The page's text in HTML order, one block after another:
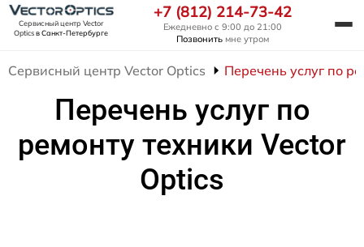
Сервисный центр Vector
Opticsв Санкт-Петербурге
+7 (812) 214-73-42
Ежедневно с 9:00 до 21:00
Позвонить мне утром
Сервисный центр Vector Optics Перечень услуг по
Перечень услуг по
ремонту техники Vector
Optics